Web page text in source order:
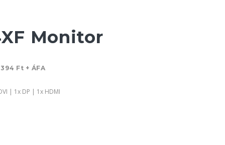
Monitor
Ft + ÁFA
| 1x DP | 1x HDMI